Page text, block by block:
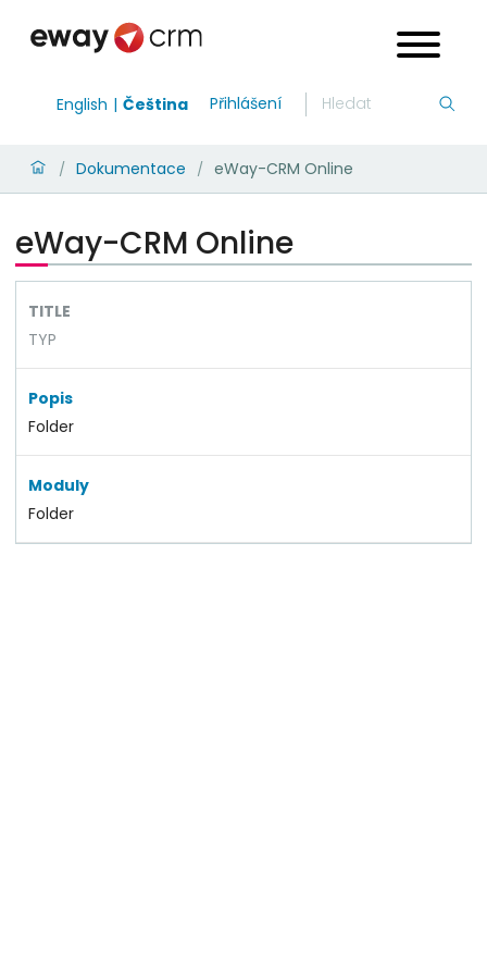
English Čeština Přihlášení
/ Dokumentace / eWay-CRM Online
eWay-CRM Online
TITLE
TYP
Popis
Folder
Moduly
Folder